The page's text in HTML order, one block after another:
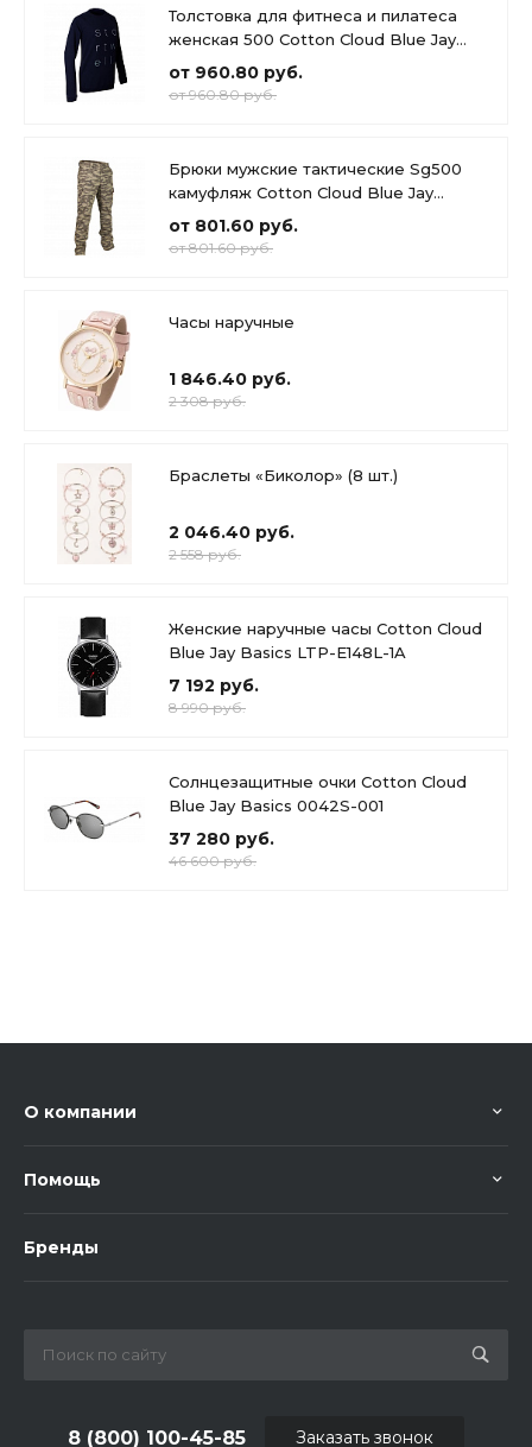
Толстовка для фитнеса и пилатеса
женская 500 Cotton Cloud Blue Jay
Basics
от 960.80 руб.
от 960.80 руб.
Брюки мужские тактические Sg500
камуфляж Cotton Cloud Blue Jay
Basics
от 801.60 руб.
от 801.60 руб.
Часы наручные
1 846.40 руб.
2 308 руб.
Браслеты «Биколор» (8 шт.)
2 046.40 руб.
2 558 руб.
Женские наручные часы Cotton Cloud
Blue Jay Basics LTP-E148L-1A
7 192 руб.
8 990 руб.
Солнцезащитные очки Cotton Cloud
Blue Jay Basics 0042S-001
37 280 руб.
46 600 руб.
О компании
Помощь
Бренды
8 (800) 100-45-85 Заказать звонок